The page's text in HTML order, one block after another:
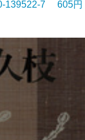
139522-7 605